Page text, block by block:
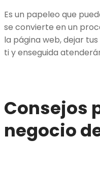
Es un papeleo que
se convierte en un
la página web, dejar
ti y enseguida
Consejos
negocio